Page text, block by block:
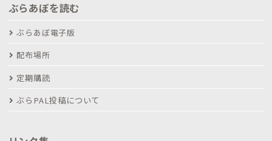
ぶらあぼを読む
ぶらあぼ電子版
配布場所
定期購読
ぶらPAL投稿について